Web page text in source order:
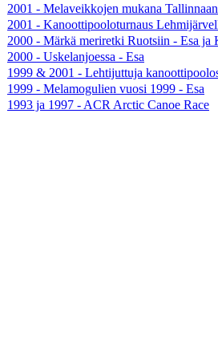
2001 - Melaveikkojen mukana
2001 - Kanoottipooloturnaus
2000 - Märkä meriretki Ruotsiin - Esa ja
2000 - Uskelanjoessa - Esa
1999 & 2001 - Lehtijuttuja
1999 - Melamogulien vuosi 1999 - Esa
1993 ja 1997 - ACR Arctic Canoe Race